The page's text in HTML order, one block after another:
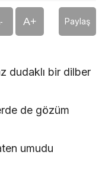
A+ Paylaş
dudaklı bir dilber
de gözüm
umudu